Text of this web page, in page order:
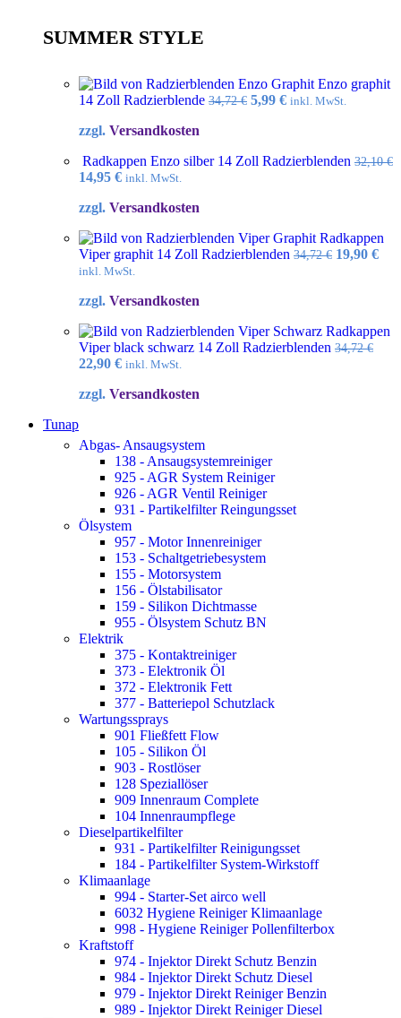
SUMMER STYLE
Enzo graphit
14 Zoll Radzierblende 34,72€ Ursprünglicher
5,99 €Aktueller
inkl. MwSt.
zzgl. Versandkosten
Radkappen Enzo silber 14 Zoll Radzierblenden 32,10€
Ursprünglicher
war:
14,95 €Aktueller
ist:
inkl. MwSt.
zzgl. Versandkosten
Radkappen
Viper graphit 14 Zoll Radzierblenden 34,72€ 19,90 €
inkl. MwSt.
zzgl. Versandkosten
Radkappen
Viper black schwarz 14 Zoll Radzierblenden 34,72€
Ursprünglicher
war:
22,90 €Aktueller
ist:
inkl. MwSt.
zzgl. Versandkosten
Tunap
Abgas- Ansaugsystem
138 - Ansaugsystemreiniger
925 - AGR System Reiniger
926 - AGR Ventil Reiniger
931 - Partikelfilter Reingungsset
Ölsystem
957 - Motor Innenreiniger
153 - Schaltgetriebesystem
155 - Motorsystem
156 - Ölstabilisator
159 - Silikon Dichtmasse
955 - Ölsystem Schutz BN
Elektrik
375 - Kontaktreiniger
373 - Elektronik Öl
372 - Elektronik Fett
377 - Batteriepol Schutzlack
Wartungssprays
901 Fließfett Flow
105 - Silikon Öl
903 - Rostlöser
128 Speziallöser
909 Innenraum Complete
104 Innenraumpflege
Dieselpartikelfilter
931 - Partikelfilter Reinigungsset
184 - Partikelfilter System-Wirkstoff
Klimaanlage
994 - Starter-Set airco well
6032 Hygiene Reiniger Klimaanlage
998 - Hygiene Reiniger Pollenfilterbox
Kraftstoff
974 - Injektor Direkt Schutz Benzin
984 - Injektor Direkt Schutz Diesel
979 - Injektor Direkt Reiniger Benzin
989 - Injektor Direkt Reiniger Diesel